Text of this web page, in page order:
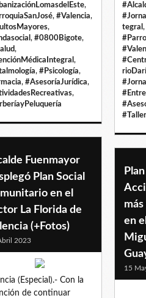
,
, #Valencia,
,
, #0800Bigote,
,
,
, #Psicología,
, #AsesoríaJurídica,
,
tegral ,
Fuenmayor
Plan Social
en el
La Florida de
(+Fotos)
2023
(Especial).- Con la
de continuar
en
15